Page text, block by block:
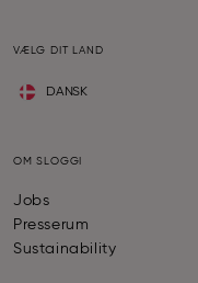
VÆLG DIT LAND
DANSK
OM SLOGGI
Jobs
Presserum
Sustainability